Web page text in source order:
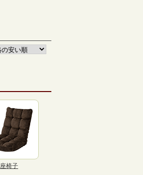
座椅子